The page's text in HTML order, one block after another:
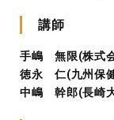
講師
手嶋 無限(株式
徳永 仁(九州保
中嶋 幹郎(長崎